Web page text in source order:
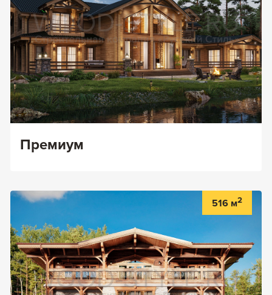
+7 (495) 120-99-80
8 (800) 600-42-03
Премиум
516 м2